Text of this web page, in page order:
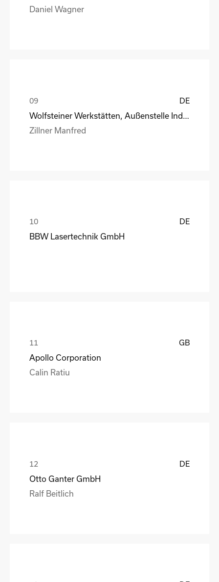
Daniel Wagner
DE
Zillner Manfred
DE
BBW Lasertechnik GmbH
GB
Apollo Corporation
Calin Ratiu
DE
Otto Ganter GmbH
Ralf Beitlich